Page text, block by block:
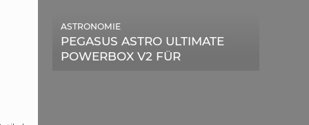
PEGASUS ASTRO ULTIMATE
POWERBOX V2 FÜR
ASTRONOMIE